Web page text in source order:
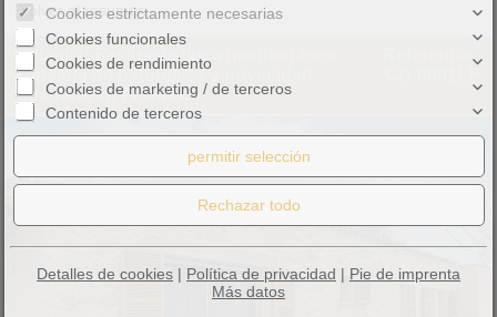
Volver al resumen
Felanitx: Exclusiva finca mediterránea
rodeada de naturaleza y privacidad
absoluta en Felanitx
Referencia:
Cookies estrictamente necesarias
Cookies funcionales
Cookies de rendimiento
Cookies de marketing / de terceros
Contenido de terceros
Detalles de cookies | Política de privacidad | Pie de imprenta
Más datos